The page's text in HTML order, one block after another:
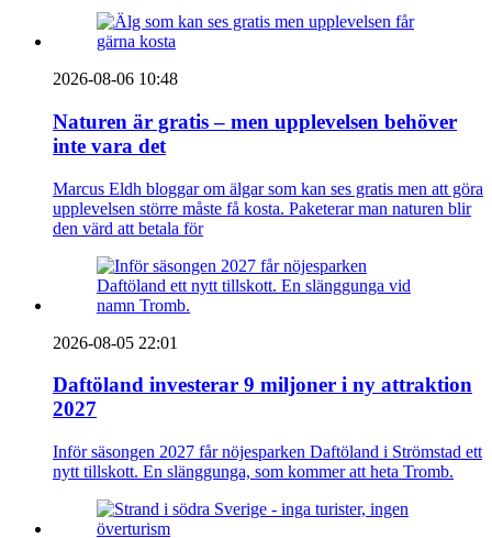
2026-08-06 10:48
Naturen är gratis – men upplevelsen behöver
inte vara det
Marcus Eldh bloggar om älgar som kan ses gratis men att göra
upplevelsen större måste få kosta. Paketerar man naturen blir
den värd att betala för
2026-08-05 22:01
Daftöland investerar 9 miljoner i ny attraktion
2027
Inför säsongen 2027 får nöjesparken Daftöland i Strömstad ett
nytt tillskott. En slänggunga, som kommer att heta Tromb.